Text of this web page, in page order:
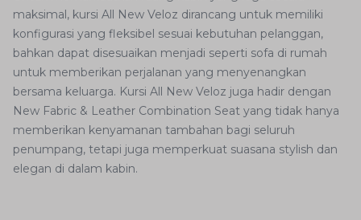
maksimal, kursi All New Veloz dirancang untuk memiliki
konfigurasi yang fleksibel sesuai kebutuhan pelanggan,
bahkan dapat disesuaikan menjadi seperti sofa di rumah
untuk memberikan perjalanan yang menyenangkan
bersama keluarga. Kursi All New Veloz juga hadir dengan
New Fabric & Leather Combination Seat yang tidak hanya
memberikan kenyamanan tambahan bagi seluruh
penumpang, tetapi juga memperkuat suasana stylish dan
elegan di dalam kabin.